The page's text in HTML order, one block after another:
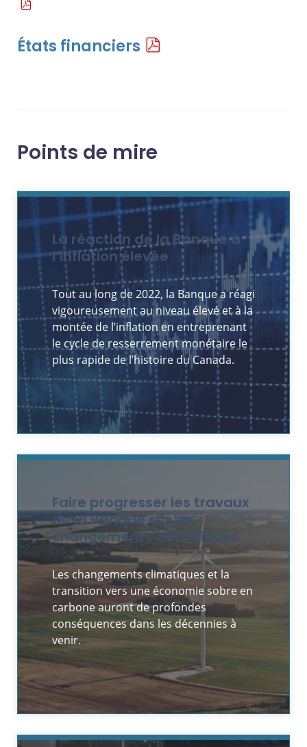
États financiers
Points de mire
La réaction de la Banque à
l’inflation élevée
Tout au long de 2022, la Banque a réagi
vigoureusement au niveau élevé et à la
montée de l’inflation en entreprenant
le cycle de resserrement monétaire le
plus rapide de l’histoire du Canada.
Faire progresser les travaux
de la Banque sur les
changements climatiques
Les changements climatiques et la
transition vers une économie sobre en
carbone auront de profondes
conséquences dans les décennies à
venir.